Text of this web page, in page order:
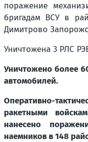
поражение
бригадам ВСУ в
Димитрово
Уничтожена 3 РЛС
Уничтожено более
автомобилей.
Оперативно-
ракетными
нанесено
наемников в 148